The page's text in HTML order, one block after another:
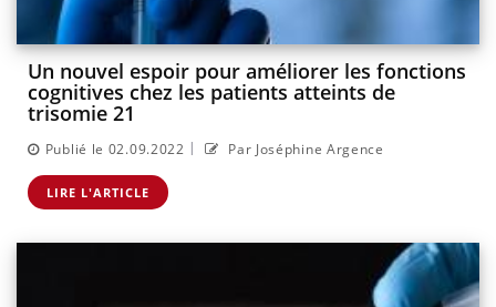
Un nouvel espoir pour améliorer les fonctions
cognitives chez les patients atteints de
trisomie 21
Publié le 02.09.2022 | Par Joséphine Argence
LIRE L'ARTICLE